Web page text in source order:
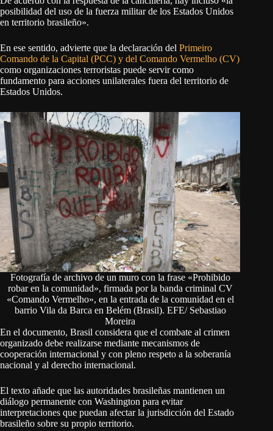
posibilidad del uso de la fuerza militar de los Estados Unidos
en territorio brasileño».
En ese sentido, advierte que la declaración del Primeiro
Comando de la Capital (PCC) y del Comando Vermelho (CV)
como organizaciones terroristas puede servir como
fundamento para acciones unilaterales fuera del territorio de
Estados Unidos.
Fotografía de archivo de un muro con la frase «Prohibido
robar en la comunidad», firmada por la banda criminal CV
«Comando Vermelho», en la entrada de la comunidad en el
barrio Vila da Barca en Belém (Brasil). EFE/ Sebastiao
Moreira
En el documento, Brasil considera que el combate al crimen
organizado debe realizarse mediante mecanismos de
cooperación internacional y con pleno respeto a la soberanía
nacional y al derecho internacional.
El texto añade que las autoridades brasileñas mantienen un
diálogo permanente con Washington para evitar
interpretaciones que puedan afectar la jurisdicción del Estado
brasileño sobre su propio territorio.